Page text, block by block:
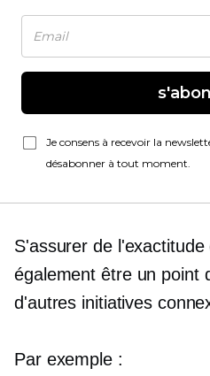
Je consens à recevoir la
désabonner à tout moment.
S'assurer de
également être un point
d'autres initiatives
Par exemple :